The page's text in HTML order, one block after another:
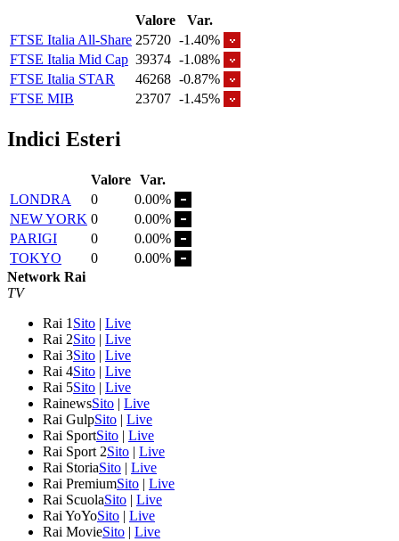
Valore
Var.
FTSE Italia All-Share 25720 -1.40%
FTSE Italia Mid Cap 39374 -1.08%
FTSE Italia STAR
46268 -0.87%
FTSE MIB
23707 -1.45%
Indici Esteri
Valore Var.
LONDRA
0
0.00%
NEW YORK 0
0.00%
PARIGI
0
0.00%
TOKYO
0
0.00%
Network Rai
TV
Rai 1 Sito | Live
Rai 2Sito | Live
Rai 3Sito | Live
Rai 4Sito | Live
Rai 5Sito | Live
RainewsSito | Live
Rai GulpSito | Live
Rai SportSito | Live
Rai Sport 2Sito | Live
Rai StoriaSito | Live
Rai PremiumSito | Live
Rai ScuolaSito | Live
Rai YoYoSito | Live
Rai MovieSito | Live